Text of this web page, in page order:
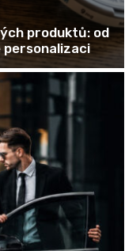
produktů: od
personalizaci